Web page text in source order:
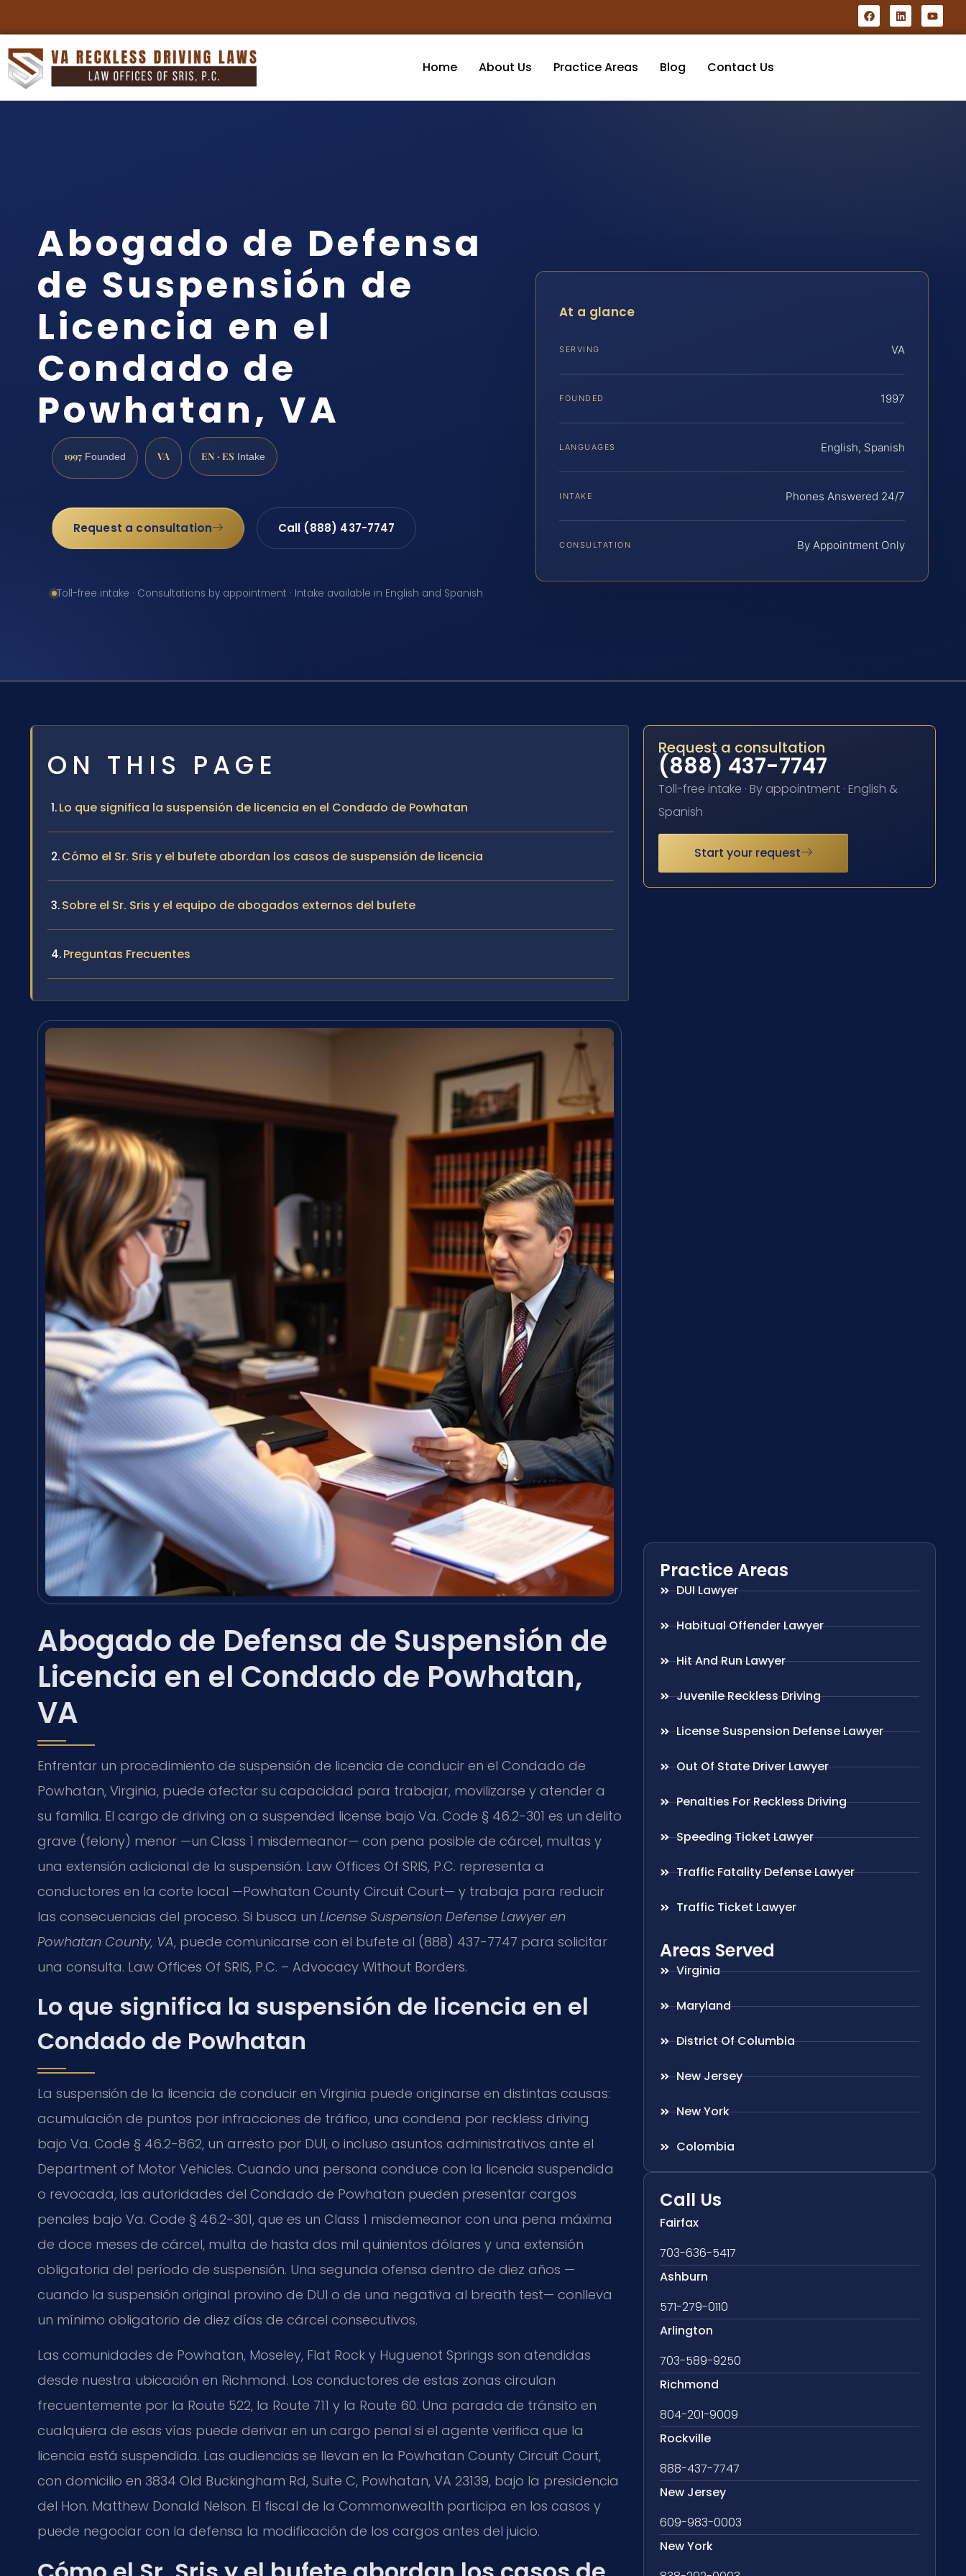
Home About Us Practice Areas Blog Contact Us
Abogado de Defensa
de Suspensión de
Licencia en el
Condado de
Powhatan, VA
1997 Founded VA EN · ES Intake
Request a consultation Call (888) 437-7747
Toll-free intake · Consultations by appointment · Intake available in English and Spanish
At a glance
SERVING VA
FOUNDED 1997
LANGUAGES English, Spanish
INTAKE Phones Answered 24/7
CONSULTATION By Appointment Only
ON THIS PAGE
Lo que significa la suspensión de licencia en el Condado de Powhatan
Cómo el Sr. Sris y el bufete abordan los casos de suspensión de licencia
Sobre el Sr. Sris y el equipo de abogados externos del bufete
Preguntas Frecuentes
Abogado de Defensa de Suspensión de
Licencia en el Condado de Powhatan,
VA
Enfrentar un procedimiento de suspensión de licencia de conducir en el Condado de
Powhatan, Virginia, puede afectar su capacidad para trabajar, movilizarse y atender a
su familia. El cargo de driving on a suspended license bajo Va. Code § 46.2-301 es un delito
grave (felony) menor —un Class 1 misdemeanor— con pena posible de cárcel, multas y
una extensión adicional de la suspensión. Law Offices Of SRIS, P.C. representa a
conductores en la corte local —Powhatan County Circuit Court— y trabaja para reducir
las consecuencias del proceso. Si busca un License Suspension Defense Lawyer en
Powhatan County, VA, puede comunicarse con el bufete al (888) 437-7747 para solicitar
una consulta. Law Offices Of SRIS, P.C. – Advocacy Without Borders.
Lo que significa la suspensión de licencia en el
Condado de Powhatan
La suspensión de la licencia de conducir en Virginia puede originarse en distintas causas:
acumulación de puntos por infracciones de tráfico, una condena por reckless driving
bajo Va. Code § 46.2-862, un arresto por DUI, o incluso asuntos administrativos ante el
Department of Motor Vehicles. Cuando una persona conduce con la licencia suspendida
o revocada, las autoridades del Condado de Powhatan pueden presentar cargos
penales bajo Va. Code § 46.2-301, que es un Class 1 misdemeanor con una pena máxima
de doce meses de cárcel, multa de hasta dos mil quinientos dólares y una extensión
obligatoria del período de suspensión. Una segunda ofensa dentro de diez años —
cuando la suspensión original provino de DUI o de una negativa al breath test— conlleva
un mínimo obligatorio de diez días de cárcel consecutivos.
Las comunidades de Powhatan, Moseley, Flat Rock y Huguenot Springs son atendidas
desde nuestra ubicación en Richmond. Los conductores de estas zonas circulan
frecuentemente por la Route 522, la Route 711 y la Route 60. Una parada de tránsito en
cualquiera de esas vías puede derivar en un cargo penal si el agente verifica que la
licencia está suspendida. Las audiencias se llevan en la Powhatan County Circuit Court,
con domicilio en 3834 Old Buckingham Rd, Suite C, Powhatan, VA 23139, bajo la presidencia
del Hon. Matthew Donald Nelson. El fiscal de la Commonwealth participa en los casos y
puede negociar con la defensa la modificación de los cargos antes del juicio.
Request a consultation
(888) 437-7747
Toll-free intake · By appointment · English &
Spanish
Start your request
Practice Areas
DUI Lawyer
Habitual Offender Lawyer
Hit And Run Lawyer
Juvenile Reckless Driving
License Suspension Defense Lawyer
Out Of State Driver Lawyer
Penalties For Reckless Driving
Speeding Ticket Lawyer
Traffic Fatality Defense Lawyer
Traffic Ticket Lawyer
Areas Served
Virginia
Maryland
District Of Columbia
New Jersey
New York
Colombia
Call Us
Fairfax
703-636-5417
Ashburn
571-279-0110
Arlington
703-589-9250
Richmond
804-201-9009
Rockville
888-437-7747
New Jersey
609-983-0003
New York